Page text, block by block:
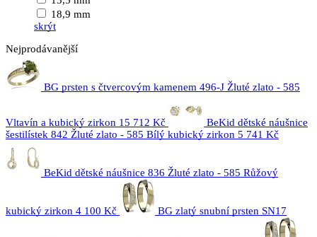
18,9 mm
skrýt
Nejprodávanější
BG prsten s čtvercovým kamenem 496-J Žluté zlato - 585
Vltavín a kubický zirkon 15 712 Kč
BeKid dětské náušnice
šestilístek 842 Žluté zlato - 585 Bílý kubický zirkon 5 741 Kč
BeKid dětské náušnice 836 Žluté zlato - 585 Růžový
kubický zirkon 4 100 Kč BG zlatý snubní prsten SN17